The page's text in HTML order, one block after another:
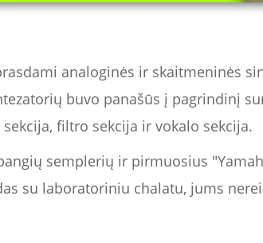
analoginės ir skaitmeninės
buvo panašūs į pagrindinį
filtro sekcija ir vokalo sekcija.
semplerių ir pirmuosius
su laboratoriniu chalatu, jums